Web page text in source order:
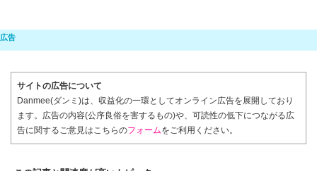
サイトの広告について
Danmee(ダンミ)は、収益化の一環としてオンライン広告を展開しており
ます。広告の内容(公序良俗を害するもの)や、可読性の低下につながる広
告に関するご意見はこちらのフォームをご利用ください。